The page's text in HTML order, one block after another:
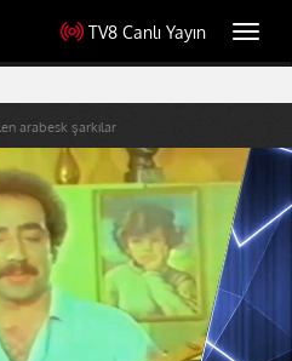
TV8 Canlı Yayın
arabesk şarkılar